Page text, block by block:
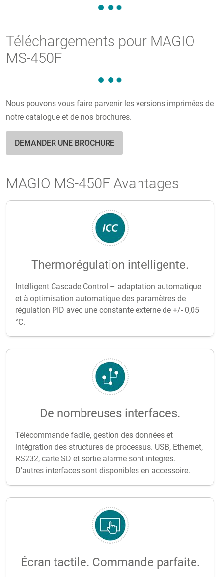
Téléchargements pour MAGIO
MS-450F
Nous pouvons vous faire parvenir les versions imprimées de
notre catalogue et de nos brochures.
DEMANDER UNE BROCHURE
MAGIO MS-450F Avantages
Thermorégulation intelligente.
Intelligent Cascade Control – adaptation automatique
et à optimisation automatique des paramètres de
régulation PID avec une constante externe de +/- 0,05
°C.
De nombreuses interfaces.
Télécommande facile, gestion des données et
intégration des structures de processus. USB, Ethernet,
RS232, carte SD et sortie alarme sont intégrés.
D'autres interfaces sont disponibles en accessoire.
Écran tactile. Commande parfaite.